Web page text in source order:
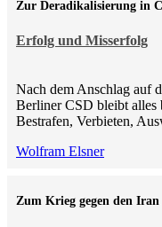
Erfolg und Misserfolg
Zur Deradikalisierung in
Nach dem Anschlag auf
Berliner CSD bleibt alles
Bestrafen, Verbieten,
Wolfram Elsner
Zum Krieg gegen den Iran